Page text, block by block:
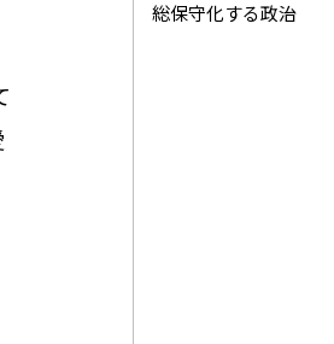
総保守化する政治